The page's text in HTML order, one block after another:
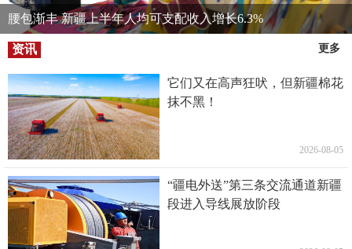
腰包渐丰 新疆上半年人均可支配收入增长6.3%
资讯 更多
它们又在高声狂吠，但新疆棉花
抹不黑！
2026-08-05
“疆电外送”第三条交流通道新疆
段进入导线展放阶段